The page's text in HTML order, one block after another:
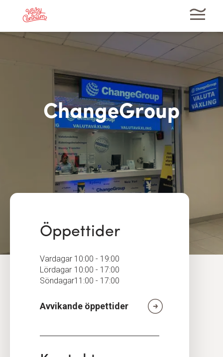
ChangeGroup
Öppettider
Vardagar 10:00 - 19:00
Lördagar 10:00 - 17:00
Söndagar11:00 - 17:00
Avvikande öppettider